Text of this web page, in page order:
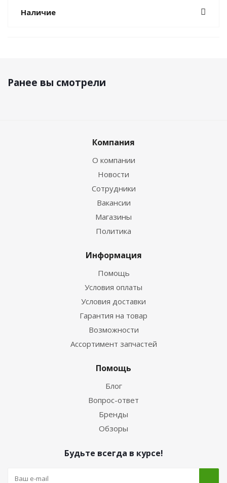
Наличие
Ранее вы смотрели
Компания
О компании
Новости
Сотрудники
Вакансии
Магазины
Политика
Информация
Помощь
Условия оплаты
Условия доставки
Гарантия на товар
Возможности
Ассортимент запчастей
Помощь
Блог
Вопрос-ответ
Бренды
Обзоры
Будьте всегда в курсе!